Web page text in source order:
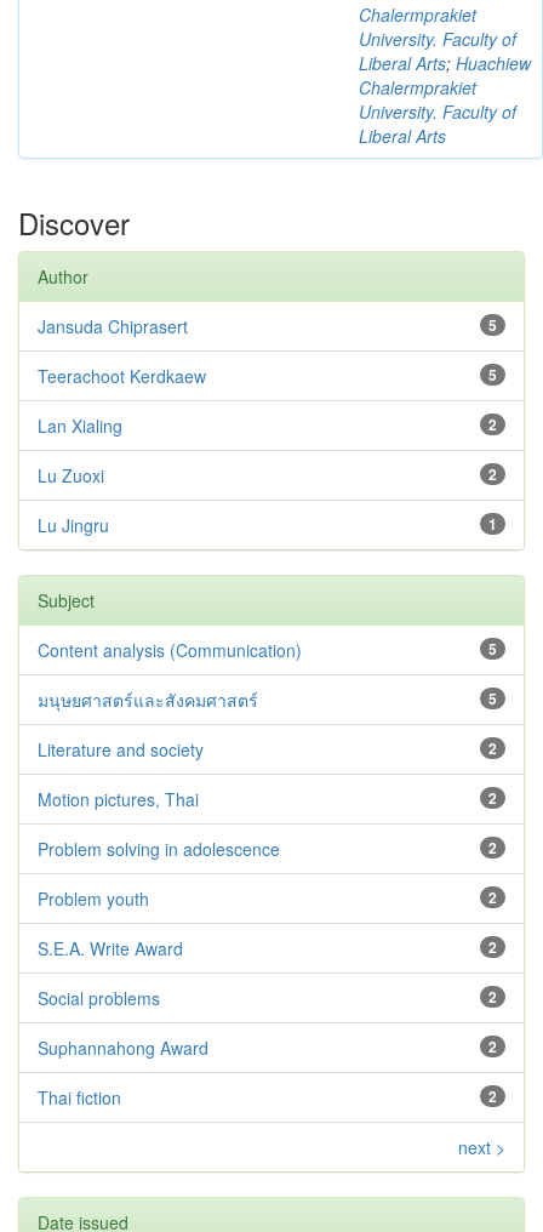
Chalermprakiet
University. Faculty of
Liberal Arts; Huachiew
Chalermprakiet
University. Faculty of
Liberal Arts
Discover
Author
5
Jansuda Chiprasert
5
Teerachoot Kerdkaew
2
Lan Xialing
2
Lu Zuoxi
1
Lu Jingru
Subject
5
Content analysis (Communication)
5
มนุษยศาสตร์และสังคมศาสตร์
2
Literature and society
2
Motion pictures, Thai
2
Problem solving in adolescence
2
Problem youth
2
S.E.A. Write Award
2
Social problems
2
Suphannahong Award
2
Thai fiction
next >
Date issued